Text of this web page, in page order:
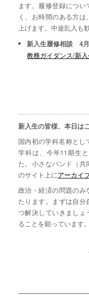
ます。履修登録につ
く、お時間のある方
上げます。中途乱入も
新入生履修相談 4
教務ガイダンス/新
新入生の皆様、本日は
国内初の学科名称とし
学科は、今年11期生
た。小さなバンド（共
のサイト上にアーカイ
政治・経済の問題の
たります。まずは自
つ解決していきまし
ることを願っています。